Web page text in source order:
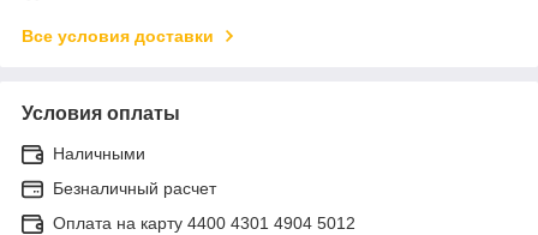
Все условия доставки
Условия оплаты
Наличными
Безналичный расчет
Оплата на карту 4400 4301 4904 5012